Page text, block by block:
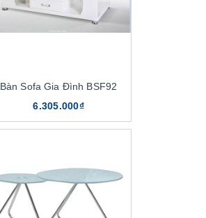
Bàn Sofa Gia Đình BSF92
6.305.000₫